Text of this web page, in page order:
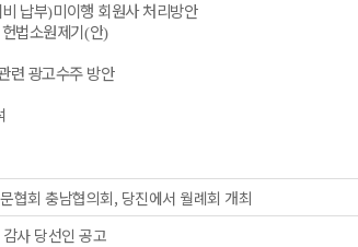
납부)미이행 회원사 처리방안
법소원제기(안)
련 광고수주 방안
협회 충남협의회, 당진에서 월례회 개최
사 당선인 공고